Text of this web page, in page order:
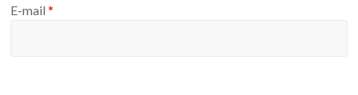
E-mail*